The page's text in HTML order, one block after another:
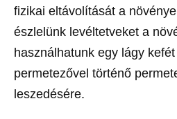
fizikai eltávolítását a
észlelünk levéltetveket a
használhatunk egy lágy
permetezővel történő
leszedésére.